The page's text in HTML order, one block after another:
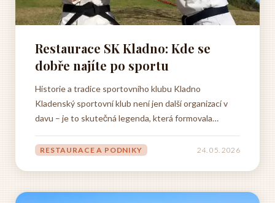
Restaurace SK Kladno: Kde se
dobře najíte po sportu
Historie a tradice sportovního klubu Kladno
Kladenský sportovní klub není jen další organizací v
davu – je to skutečná legenda, která formovala
hranicemi. Začalo to všechno v průmyslovém Kladně,
RESTAURACE A PODNIKY 24. 05. 2026